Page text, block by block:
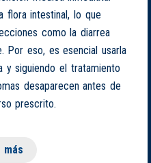
flora intestinal, lo que
como la diarrea
Por eso, es esencial usarla
y siguiendo el tratamiento
desaparecen antes de
prescrito.
más